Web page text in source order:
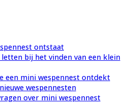
ontstaat
bij het vinden van een klein
een mini wespennest ontdekt
wespennesten
over mini wespennest